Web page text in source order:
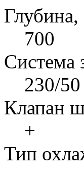
700
Система
230/50
Клапан
+
Тип